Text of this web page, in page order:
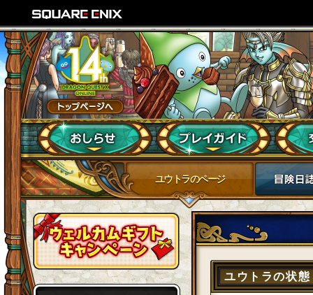
ユウトラのページ
ユウトラの状態